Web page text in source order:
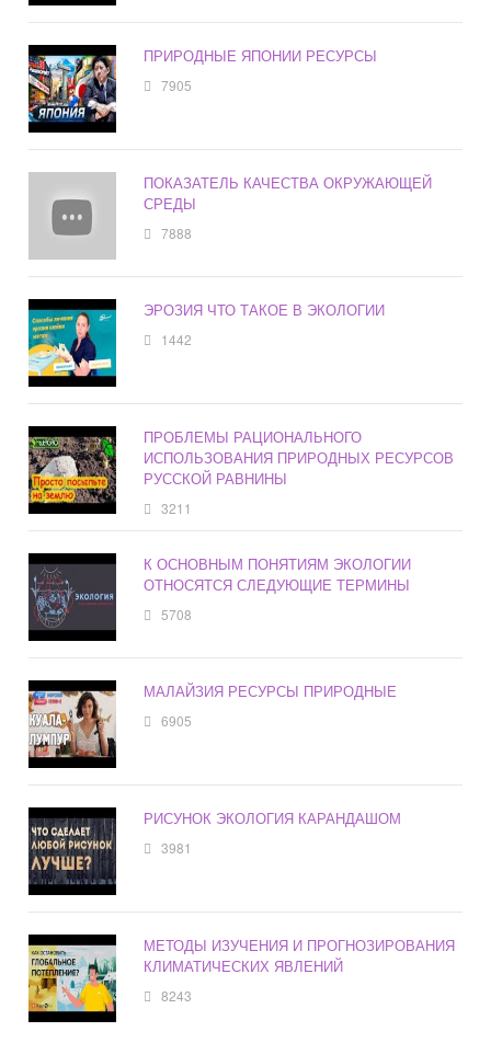
ПРИРОДНЫЕ ЯПОНИИ РЕСУРСЫ
7905
ПОКАЗАТЕЛЬ КАЧЕСТВА ОКРУЖАЮЩЕЙ
СРЕДЫ
7888
ЭРОЗИЯ ЧТО ТАКОЕ В ЭКОЛОГИИ
1442
ПРОБЛЕМЫ РАЦИОНАЛЬНОГО
ИСПОЛЬЗОВАНИЯ ПРИРОДНЫХ РЕСУРСОВ
РУССКОЙ РАВНИНЫ
3211
К ОСНОВНЫМ ПОНЯТИЯМ ЭКОЛОГИИ
ОТНОСЯТСЯ СЛЕДУЮЩИЕ ТЕРМИНЫ
5708
МАЛАЙЗИЯ РЕСУРСЫ ПРИРОДНЫЕ
6905
РИСУНОК ЭКОЛОГИЯ КАРАНДАШОМ
3981
МЕТОДЫ ИЗУЧЕНИЯ И ПРОГНОЗИРОВАНИЯ
КЛИМАТИЧЕСКИХ ЯВЛЕНИЙ
8243